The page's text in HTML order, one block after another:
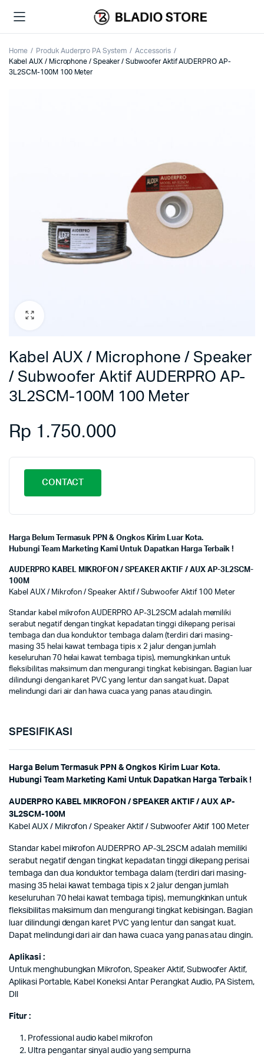
Home Produk Auderpro PA System
Accessoris
Kabel AUX / Microphone / Speaker / Subwoofer Aktif AUDERPRO AP-
3L2SCM-100M 100 Meter
Kabel AUX / Microphone / Speaker
/ Subwoofer Aktif AUDERPRO AP-
3L2SCM-100M 100 Meter
Rp 1.750.000
CONTACT
Harga Belum Termasuk PPN & Ongkos Kirim Luar Kota.
Hubungi Team Marketing Kami Untuk Dapatkan Harga Terbaik !
AUDERPRO KABEL MIKROFON / SPEAKER AKTIF / AUX AP-3L2SCM-
100M
Kabel AUX / Mikrofon / Speaker Aktif / Subwoofer Aktif 100 Meter
Standar kabel mikrofon AUDERPRO AP-3L2SCM adalah memiliki
serabut negatif dengan tingkat kepadatan tinggi dikepang perisai
tembaga dan dua konduktor tembaga dalam (terdiri dari masing-
masing 35 helai kawat tembaga tipis x 2 jalur dengan jumlah
keseluruhan 70 helai kawat tembaga tipis), memungkinkan untuk
fleksibilitas maksimum dan mengurangi tingkat kebisingan. Bagian luar
dilindungi dengan karet PVC yang lentur dan sangat kuat. Dapat
melindungi dari air dan hawa cuaca yang panas atau dingin.
SPESIFIKASI
Harga Belum Termasuk PPN & Ongkos Kirim Luar Kota.
Hubungi Team Marketing Kami Untuk Dapatkan Harga Terbaik !
AUDERPRO KABEL MIKROFON / SPEAKER AKTIF / AUX AP-
3L2SCM-100M
Kabel AUX / Mikrofon / Speaker Aktif / Subwoofer Aktif 100 Meter
Standar kabel mikrofon AUDERPRO AP-3L2SCM adalah memiliki
serabut negatif dengan tingkat kepadatan tinggi dikepang perisai
tembaga dan dua konduktor tembaga dalam (terdiri dari masing-
masing 35 helai kawat tembaga tipis x 2 jalur dengan jumlah
keseluruhan 70 helai kawat tembaga tipis), memungkinkan untuk
fleksibilitas maksimum dan mengurangi tingkat kebisingan. Bagian
luar dilindungi dengan karet PVC yang lentur dan sangat kuat.
Dapat melindungi dari air dan hawa cuaca yang panas atau dingin.
Aplikasi :
Untuk menghubungkan Mikrofon, Speaker Aktif, Subwoofer Aktif,
Aplikasi Portable, Kabel Koneksi Antar Perangkat Audio, PA Sistem,
Dll
Fitur :
Professional audio kabel mikrofon
Ultra pengantar sinyal audio yang sempurna